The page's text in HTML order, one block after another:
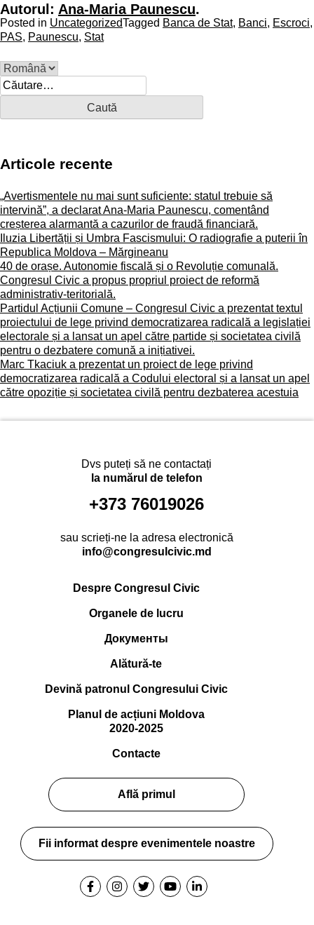
Autorul: Ana-Maria Paunescu.
Posted in UncategorizedTagged Banca de Stat, Banci, Escroci,
PAS, Paunescu, Stat
C
a
u
ă
:
Articole recente
„Avertismentele nu mai sunt suficiente: statul trebuie să
intervină”, a declarat Ana-Maria Paunescu, comentând
creșterea alarmantă a cazurilor de fraudă financiară.
Iluzia Libertății și Umbra Fascismului: O radiografie a puterii în
Republica Moldova – Mărgineanu
40 de orașe. Autonomie fiscală și o Revoluție comunală.
Congresul Civic a propus propriul proiect de reformă
administrativ-teritorială.
Partidul Acțiunii Comune – Congresul Civic a prezentat textul
proiectului de lege privind democratizarea radicală a legislației
electorale și a lansat un apel către partide și societatea civilă
pentru o dezbatere comună a inițiativei.
Marc Tkaciuk a prezentat un proiect de lege privind
democratizarea radicală a Codului electoral și a lansat un apel
către opoziție și societatea civilă pentru dezbaterea acestuia
Dvs puteți să ne contactați
la numărul de telefon
+373 76019026
sau scrieți-ne la adresa electronică
info@congresulcivic.md
Despre Congresul Civic
Organele de lucru
Документы
Alătură-te
Devină patronul Congresului Civic
Planul de acțiuni Moldova
2020-2025
Contacte
Află primul
Fii informat despre evenimentele noastre